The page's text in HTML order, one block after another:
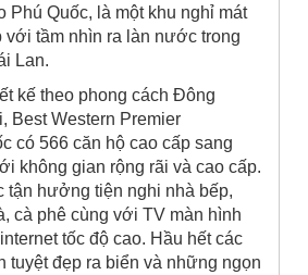
Phú Quốc, là một khu nghỉ mát
với tầm nhìn ra làn nước trong
Lan.
kế theo phong cách Đông
Best Western Premier
có 566 căn hộ cao cấp sang
không gian rộng rãi và cao cấp.
tận hưởng tiện nghi nhà bếp,
cà phê cùng với TV màn hình
tốc độ cao. Hầu hết các
tuyệt đẹp ra biển và những ngọn